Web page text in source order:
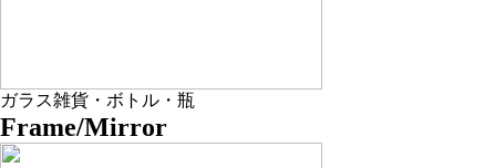
ガラス雑貨・ボトル・瓶
Frame/Mirror